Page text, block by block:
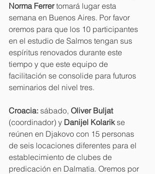
Norma Ferrer tomará lugar esta
semana en Buenos Aires. Por favor
oremos para que los 10 participantes
en el estudio de Salmos tengan sus
espíritus renovados durante este
tiempo y que este equipo de
facilitación se consolide para futuros
seminarios del nivel tres.
Croacia: sábado, Oliver Buljat
(coordinador) y Danijel Kolarik se
reúnen en Djakovo con 15 personas
de seis locaciones diferentes para el
establecimiento de clubes de
predicación en Dalmatia. Oremos por